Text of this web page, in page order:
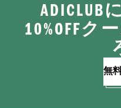
ADICLUB
10%OFFク
無